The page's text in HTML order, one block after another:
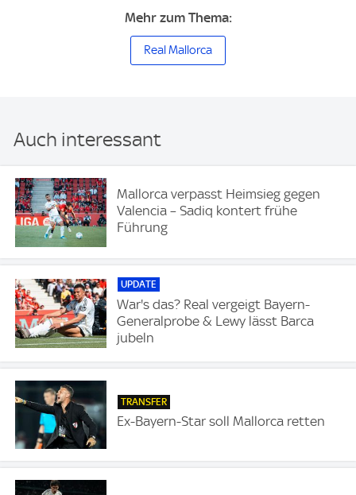
Mehr zum Thema:
Real Mallorca
Auch interessant
Mallorca verpasst Heimsieg gegen
Valencia – Sadiq kontert frühe
Führung
UPDATE
War's das? Real vergeigt Bayern-
Generalprobe & Lewy lässt Barca
jubeln
TRANSFER
Ex-Bayern-Star soll Mallorca retten